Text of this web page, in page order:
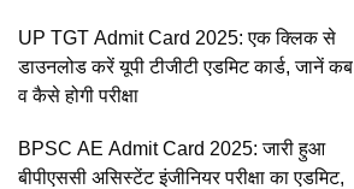
UP TGT Admit Card 2025: एक क्लिक से
डाउनलोड करें यूपी टीजीटी एडमिट कार्ड, जानें कब
व कैसे होगी परीक्षा
BPSC AE Admit Card 2025: जारी हुआ
बीपीएससी असिस्टेंट इंजीनियर परीक्षा का एडमिट,